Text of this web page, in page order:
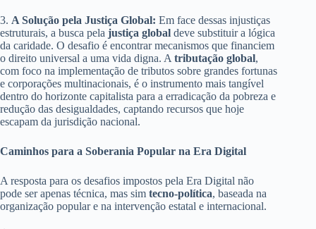
3. A Solução pela Justiça Global: Em face dessas injustiças
estruturais, a busca pela justiça global deve substituir a lógica
da caridade. O desafio é encontrar mecanismos que financiem
o direito universal a uma vida digna. A tributação global,
com foco na implementação de tributos sobre grandes fortunas
e corporações multinacionais, é o instrumento mais tangível
dentro do horizonte capitalista para a erradicação da pobreza e
redução das desigualdades, captando recursos que hoje
escapam da jurisdição nacional.
Caminhos para a Soberania Popular na Era Digital
A resposta para os desafios impostos pela Era Digital não
pode ser apenas técnica, mas sim tecno-política, baseada na
organização popular e na intervenção estatal e internacional.